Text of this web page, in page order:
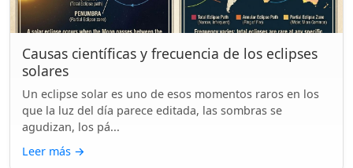
Causas científicas y frecuencia de los eclipses
solares
Un eclipse solar es uno de esos momentos raros en los
que la luz del día parece editada, las sombras se
agudizan, los pá...
Leer más →